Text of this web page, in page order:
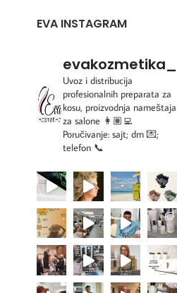
EVA INSTAGRAM
evakozmetika_
Uvoz i distribucija
profesionalnih preparata za
kosu, proizvodnja nameštaja
za salone 👩🏽‍💻
Poručivanje: sajt; dm 💌;
telefon 📞